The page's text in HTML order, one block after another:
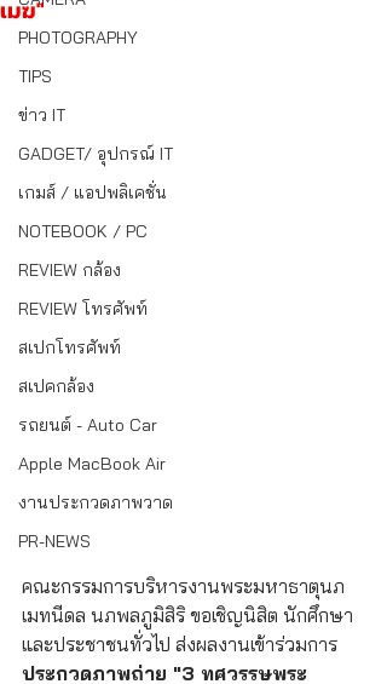
PHOTOGRAPHY
TIPS
ข่าว IT
GADGET/ อุปกรณ์ IT
เกมส์ / แอปพลิเคชั่น
NOTEBOOK / PC
REVIEW กล้อง
REVIEW โทรศัพท์
สเปกโทรศัพท์
สเปคกล้อง
รถยนต์ - Auto Car
Apple MacBook Air
งานประกวดภาพวาด
PR-NEWS
เมฆ"
คณะกรรมการบริหารงานพระมหาธาตุนภ
เมทนีดล นภพลภูมิสิริ ขอเชิญนิสิต นักศึกษา
และประชาชนทั่วไป ส่งผลงานเข้าร่วมการ
ประกวดภาพถ่าย "3 ทศวรรษพระ